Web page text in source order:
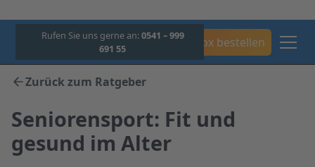
Rufen Sie uns gerne an:0541 – 999
691 55
Box bestellen
Zurück zum Ratgeber
Seniorensport: Fit und
gesund im Alter